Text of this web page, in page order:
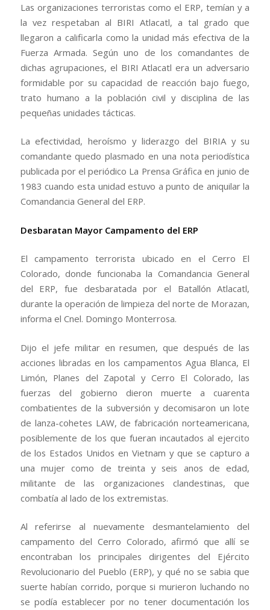
Las organizaciones terroristas como el ERP, temían y a
la vez respetaban al BIRI Atlacatl, a tal grado que
llegaron a calificarla como la unidad más efectiva de la
Fuerza Armada. Según uno de los comandantes de
dichas agrupaciones, el BIRI Atlacatl era un adversario
formidable por su capacidad de reacción bajo fuego,
trato humano a la población civil y disciplina de las
pequeñas unidades tácticas.
La efectividad, heroísmo y liderazgo del BIRIA y su
comandante quedo plasmado en una nota periodística
publicada por el periódico La Prensa Gráfica en junio de
1983 cuando esta unidad estuvo a punto de aniquilar la
Comandancia General del ERP.
Desbaratan Mayor Campamento del ERP
El campamento terrorista ubicado en el Cerro El
Colorado, donde funcionaba la Comandancia General
del ERP, fue desbaratada por el Batallón Atlacatl,
durante la operación de limpieza del norte de Morazan,
informa el Cnel. Domingo Monterrosa.
Dijo el jefe militar en resumen, que después de las
acciones libradas en los campamentos Agua Blanca, El
Limón, Planes del Zapotal y Cerro El Colorado, las
fuerzas del gobierno dieron muerte a cuarenta
combatientes de la subversión y decomisaron un lote
de lanza-cohetes LAW, de fabricación norteamericana,
posiblemente de los que fueran incautados al ejercito
de los Estados Unidos en Vietnam y que se capturo a
una mujer como de treinta y seis anos de edad,
militante de las organizaciones clandestinas, que
combatía al lado de los extremistas.
Al referirse al nuevamente desmantelamiento del
campamento del Cerro Colorado, afirmó que allí se
encontraban los principales dirigentes del Ejército
Revolucionario del Pueblo (ERP), y qué no se sabia que
suerte habían corrido, porque si murieron luchando no
se podía establecer por no tener documentación los